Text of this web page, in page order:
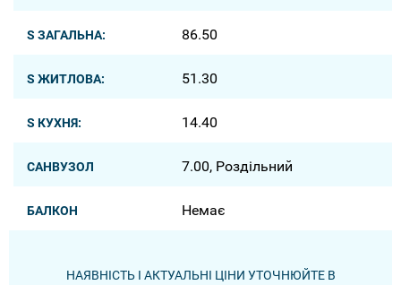
S ЗАГАЛЬНА: 86.50
S ЖИТЛОВА: 51.30
S КУХНЯ: 14.40
САНВУЗОЛ 7.00, Роздільний
БАЛКОН Немає
НАЯВНІСТЬ І АКТУАЛЬНІ ЦІНИ УТОЧНЮЙТЕ В